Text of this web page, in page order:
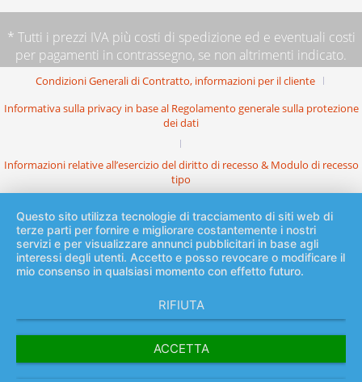
* Tutti i prezzi IVA più costi di spedizione ed e eventuali costi
per pagamenti in contrassegno, se non altrimenti indicato.
Condizioni Generali di Contratto, informazioni per il cliente
Informativa sulla privacy in base al Regolamento generale sulla protezione
dei dati
Informazioni relative all’esercizio del diritto di recesso & Modulo di recesso
tipo
Questo sito utilizza tecnologie di tracciamento di siti web di
terze parti per fornire e migliorare costantemente i nostri
servizi e per visualizzare annunci pubblicitari in base agli
interessi degli utenti. Accetto e posso revocare o modificare il
mio consenso in qualsiasi momento con effetto futuro.
RIFIUTA
ACCETTA